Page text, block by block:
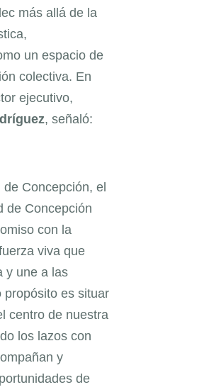
más allá de la
un espacio de
colectiva. En
ejecutivo,
, señaló:
Concepción, el
de Concepción
con la
viva que
y une a las
propósito es situar
centro de nuestra
los lazos con
y
de